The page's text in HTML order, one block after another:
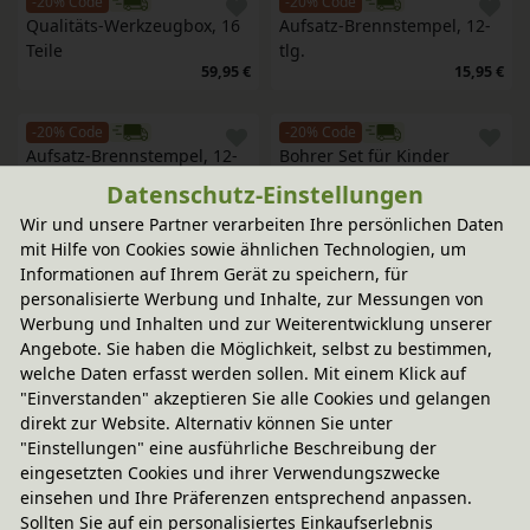
Qualitäts-Werkzeugbox, 16
Teile
59,95 €
Aufsatz-Brennstempel, 12-
tlg.
15,95 €
-20% Code
Aufsatz-Brennstempel, 12-
16,95 €
-20% Code
Bohrer Set für Kinder
-20% Code
Klappbares Schnitzmesser
mit Holzgriff
19,95 €
-20% Code
Werkbank Outdoor
247,95 €
-20% Code
Das große Fossilien-
Ausgrabungs-Set
17,95 €
-17 %
Schutzhandschuh zum
Handwerken
In verschiedenen
Varianten
9,95 €
Datenschutz-Einstellungen
Wir und unsere Partner verarbeiten Ihre persönlichen Daten
mit Hilfe von Cookies sowie ähnlichen Technologien, um
Informationen auf Ihrem Gerät zu speichern, für
personalisierte Werbung und Inhalte, zur Messungen von
Werbung und Inhalten und zur Weiterentwicklung unserer
Angebote. Sie haben die Möglichkeit, selbst zu bestimmen,
welche Daten erfasst werden sollen. Mit einem Klick auf
"Einverstanden" akzeptieren Sie alle Cookies und gelangen
direkt zur Website. Alternativ können Sie unter
"Einstellungen" eine ausführliche Beschreibung der
eingesetzten Cookies und ihrer Verwendungszwecke
einsehen und Ihre Präferenzen entsprechend anpassen.
Sollten Sie auf ein personalisiertes Einkaufserlebnis